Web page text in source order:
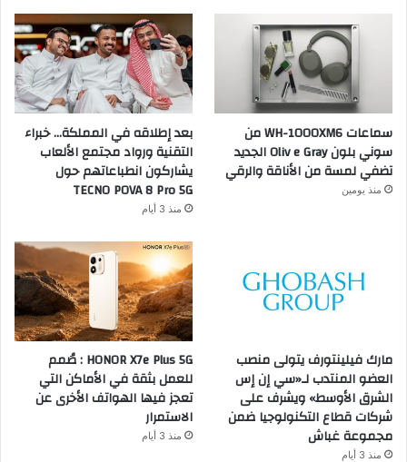
سماعات WH-1000XM6 من
سوني بلون Oliv e Gray الجديد
تضفي لمسة من الأناقة والرقي
منذ يومين
بعد إطلاقه في المملكة… خبراء
التقنية ورواد مجتمع الألعاب
يشاركون انطباعاتهم حول
TECNO POVA 8 Pro 5G
منذ 3 أيام
مارك فيلينتورف يتولى منصب
العضو المنتدب لـ«سي إن إس
الشرق الأوسط» ويشرف على
شركات قطاع التكنولوجيا ضمن
مجموعة غباش
منذ 3 أيام
HONOR X7e Plus 5G : صُمم
للعمل بثقة في الأماكن التي
تعجز فيها الهواتف الأخرى عن
الاستمرار
منذ 3 أيام